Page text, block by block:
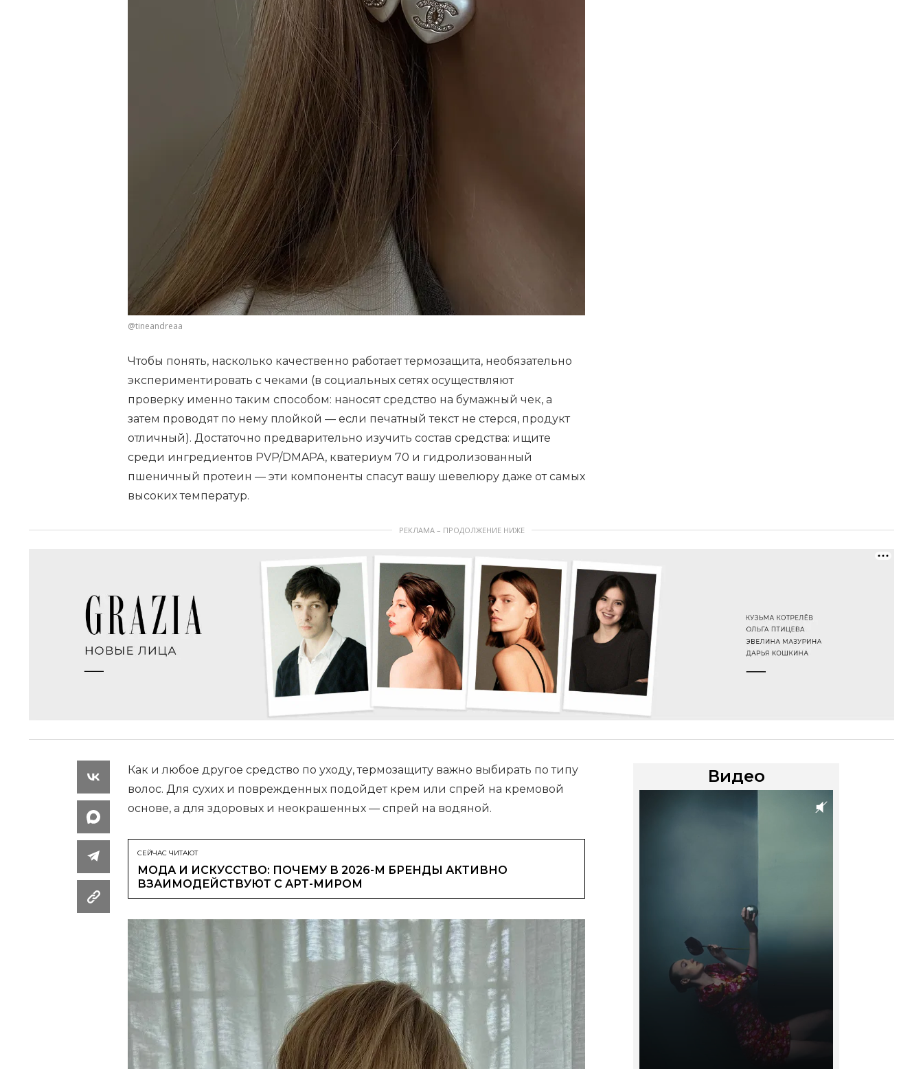
@tineandreaa
Чтобы понять, насколько качественно работает термозащита, необязательно
экспериментировать с чеками (в социальных сетях осуществляют
проверку именно таким способом: наносят средство на бумажный чек, а
затем проводят по нему плойкой — если печатный текст не стерся, продукт
отличный). Достаточно предварительно изучить состав средства: ищите
среди ингредиентов PVP/DMAPA, кватериум 70 и гидролизованный
пшеничный протеин — эти компоненты спасут вашу шевелюру даже от самых
высоких температур.
РЕКЛАМА – ПРОДОЛЖЕНИЕ НИЖЕ
Как и любое другое средство по уходу, термозащиту важно выбирать по типу
волос. Для сухих и поврежденных подойдет крем или спрей на кремовой
основе, а для здоровых и неокрашенных — спрей на водяной.
СЕЙЧАС ЧИТАЮТ
МОДА И ИСКУССТВО: ПОЧЕМУ В 2026-М БРЕНДЫ АКТИВНО
ВЗАИМОДЕЙСТВУЮТ С АРТ-МИРОМ